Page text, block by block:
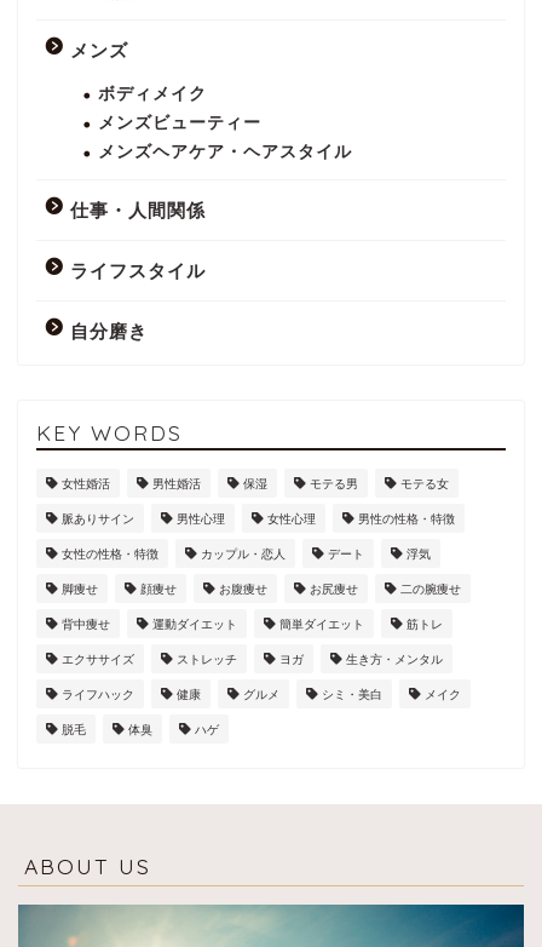
メンズ
ボディメイク
メンズビューティー
メンズヘアケア・ヘアスタイル
仕事・人間関係
ライフスタイル
自分磨き
KEY WORDS
女性婚活 男性婚活 保湿 モテる男 モテる女
脈ありサイン 男性心理 女性心理 男性の性格・特徴
女性の性格・特徴 カップル・恋人 デート 浮気
脚痩せ 顔痩せ お腹痩せ お尻痩せ 二の腕痩せ
背中痩せ 運動ダイエット 簡単ダイエット 筋トレ
エクササイズ ストレッチ ヨガ 生き方・メンタル
ライフハック 健康 グルメ シミ・美白 メイク
脱毛 体臭 ハゲ
ABOUT US